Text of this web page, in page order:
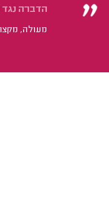
הדברה נגד
מעולה,